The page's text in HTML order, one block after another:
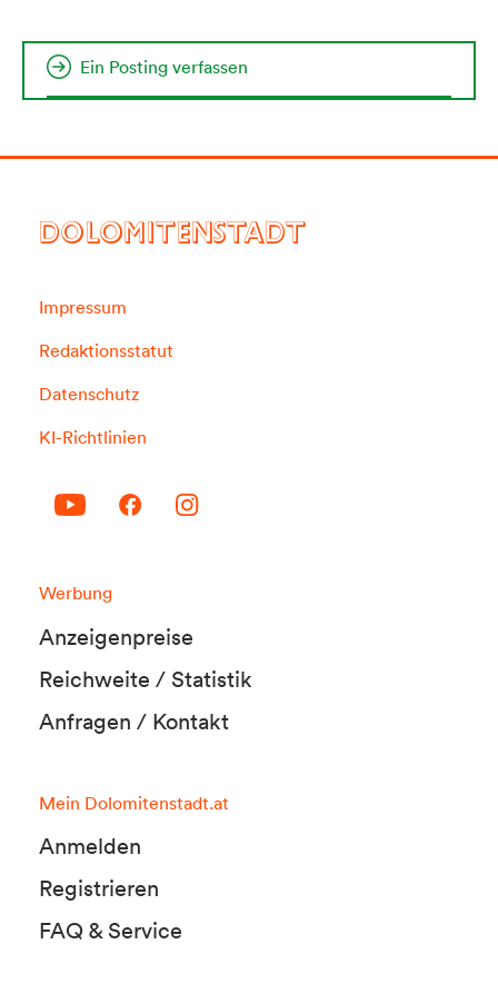
Ein Posting verfassen
DOLOMITENSTADT
Impressum
Redaktionsstatut
Datenschutz
KI-Richtlinien
Werbung
Anzeigenpreise
Reichweite / Statistik
Anfragen / Kontakt
Mein Dolomitenstadt.at
Anmelden
Registrieren
FAQ & Service